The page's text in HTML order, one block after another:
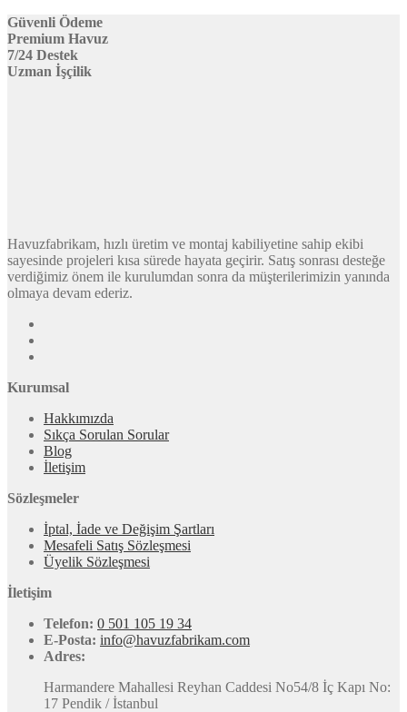
Güvenli Ödeme
Premium Havuz
7/24 Destek
Uzman İşçilik
Havuzfabrikam, hızlı üretim ve montaj kabiliyetine sahip ekibi
sayesinde projeleri kısa sürede hayata geçirir. Satış sonrası desteğe
verdiğimiz önem ile kurulumdan sonra da müşterilerimizin yanında
olmaya devam ederiz.
Kurumsal
Hakkımızda
Sıkça Sorulan Sorular
Blog
İletişim
Sözleşmeler
İptal, İade ve Değişim Şartları
Mesafeli Satış Sözleşmesi
Üyelik Sözleşmesi
İletişim
Telefon: 0 501 105 19 34
E-Posta: info@havuzfabrikam.com
Adres:
Harmandere Mahallesi Reyhan Caddesi No54/8 İç Kapı No:
17 Pendik / İstanbul